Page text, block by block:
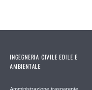
INGEGNERIA CIVILE EDILE E
AMBIENTALE